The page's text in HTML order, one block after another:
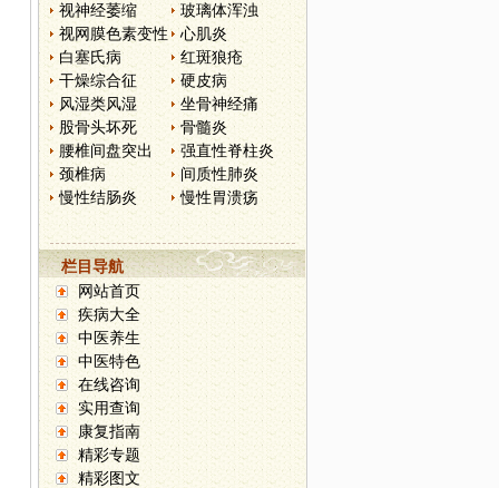
视神经萎缩
玻璃体浑浊
视网膜色素变性
心肌炎
白塞氏病
红斑狼疮
干燥综合征
硬皮病
风湿类风湿
坐骨神经痛
股骨头坏死
骨髓炎
腰椎间盘突出
强直性脊柱炎
颈椎病
间质性肺炎
慢性结肠炎
慢性胃溃疡
栏目导航
网站首页
疾病大全
中医养生
中医特色
在线咨询
实用查询
康复指南
精彩专题
精彩图文